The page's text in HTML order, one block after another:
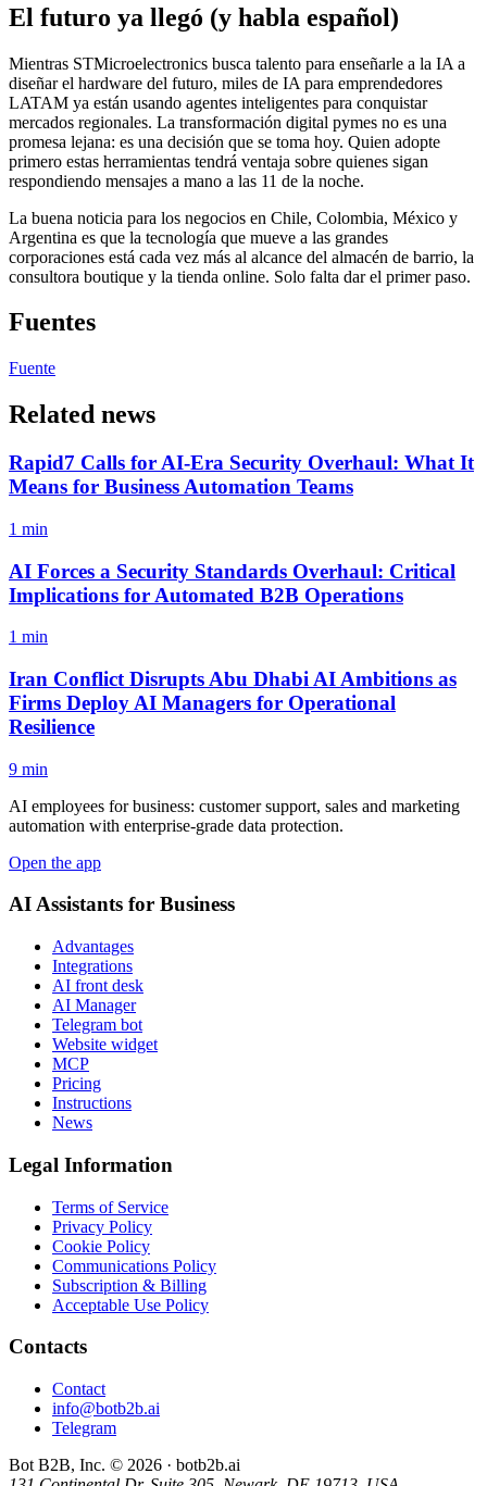
El futuro ya llegó (y habla español)
Mientras STMicroelectronics busca talento para enseñarle a la IA a
diseñar el hardware del futuro, miles de IA para emprendedores
LATAM ya están usando agentes inteligentes para conquistar
mercados regionales. La transformación digital pymes no es una
promesa lejana: es una decisión que se toma hoy. Quien adopte
primero estas herramientas tendrá ventaja sobre quienes sigan
respondiendo mensajes a mano a las 11 de la noche.
La buena noticia para los negocios en Chile, Colombia, México y
Argentina es que la tecnología que mueve a las grandes
corporaciones está cada vez más al alcance del almacén de barrio, la
consultora boutique y la tienda online. Solo falta dar el primer paso.
Fuentes
Fuente
Related news
Rapid7 Calls for AI-Era Security Overhaul: What It
Means for Business Automation Teams
1 min
AI Forces a Security Standards Overhaul: Critical
Implications for Automated B2B Operations
1 min
Iran Conflict Disrupts Abu Dhabi AI Ambitions as
Firms Deploy AI Managers for Operational
Resilience
9 min
AI employees for business: customer support, sales and marketing
automation with enterprise-grade data protection.
Open the app
AI Assistants for Business
Advantages
Integrations
AI front desk
AI Manager
Telegram bot
Website widget
MCP
Pricing
Instructions
News
Legal Information
Terms of Service
Privacy Policy
Cookie Policy
Communications Policy
Subscription & Billing
Acceptable Use Policy
Contacts
Contact
info@botb2b.ai
Telegram
Bot B2B, Inc. © 2026 · botb2b.ai